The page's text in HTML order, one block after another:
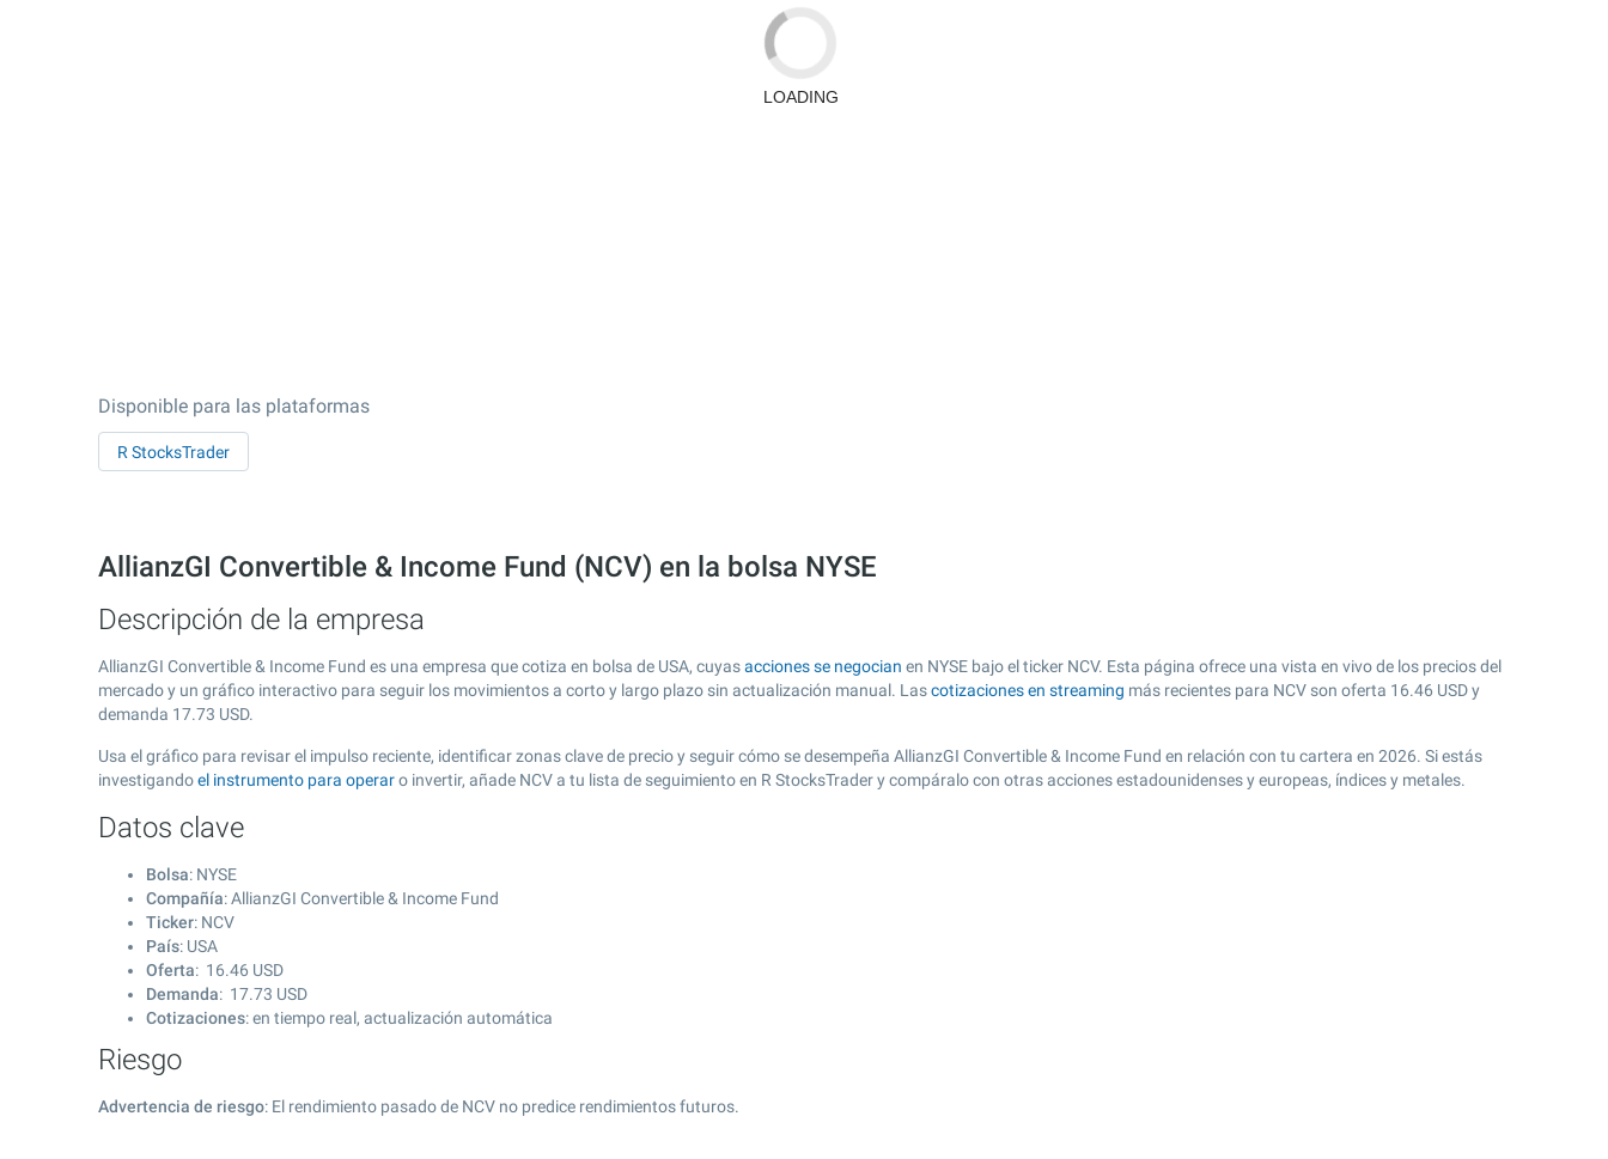
Disponible para las plataformas
R StocksTrader
AllianzGI Convertible & Income Fund (NCV) en la bolsa NYSE
Descripción de la empresa
AllianzGI Convertible & Income Fund es una empresa que cotiza en bolsa de USA, cuyasacciones se negocian en NYSE bajo el ticker NCV. Esta página ofrece una vista en vivo de los precios del
mercado y un gráfico interactivo para seguir los movimientos a corto y largo plazo sin actualización manual. Lascotizaciones en streaming más recientes para NCV son oferta 16.46 USD y
demanda 17.73 USD.
Usa el gráfico para revisar el impulso reciente, identificar zonas clave de precio y seguir cómo se desempeña AllianzGI Convertible & Income Fund en relación con tu cartera en 2026. Si estás
investigandoel instrumento para operaro invertir, añade NCV a tu lista de seguimiento en R StocksTrader y compáralo con otras acciones estadounidenses y europeas, índices y metales.
Datos clave
Bolsa: NYSE
Compañía: AllianzGI Convertible & Income Fund
Ticker: NCV
País: USA
Oferta: 16.46 USD
Demanda: 17.73 USD
Cotizaciones: en tiempo real, actualización automática
Riesgo
Advertencia de riesgo: El rendimiento pasado de NCV no predice rendimientos futuros.